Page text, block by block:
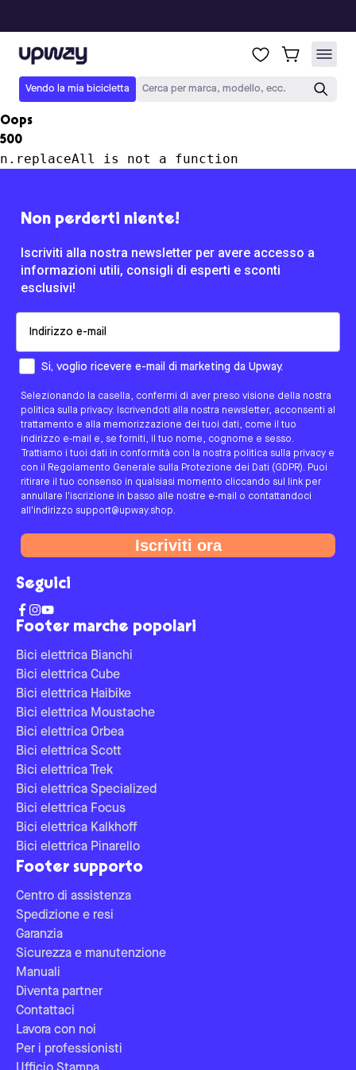
Upway
Vendo la mia bicicletta Cerca per marca, modello, ecc.
Oops
500
n.replaceAll is not a function
Footer marche popolari
Bici elettrica Bianchi
Bici elettrica Cube
Bici elettrica Haibike
Bici elettrica Moustache
Bici elettrica Orbea
Bici elettrica Scott
Bici elettrica Trek
Bici elettrica Specialized
Bici elettrica Focus
Bici elettrica Kalkhoff
Bici elettrica Pinarello
Footer supporto
Centro di assistenza
Spedizione e resi
Garanzia
Sicurezza e manutenzione
Manuali
Diventa partner
Contattaci
Lavora con noi
Per i professionisti
Non perderti niente!
Iscriviti alla nostra newsletter per avere accesso a
informazioni utili, consigli di esperti e sconti
esclusivi!
Come preferisci essere contattato/a?
Si, voglio ricevere e-mail di marketing da Upway.
Selezionando la casella, confermi di aver preso visione della nostra
politica sulla privacy. Iscrivendoti alla nostra newsletter, acconsenti al
trattamento e alla memorizzazione dei tuoi dati, come il tuo
indirizzo e-mail e, se forniti, il tuo nome, cognome e sesso.
Trattiamo i tuoi dati in conformità con la nostra politica sulla privacy e
con il Regolamento Generale sulla Protezione dei Dati (GDPR). Puoi
ritirare il tuo consenso in qualsiasi momento cliccando sul link per
annullare l'iscrizione in basso alle nostre e-mail o contattandoci
all'indirizzo support@upway.shop.
Iscriviti ora
Seguici